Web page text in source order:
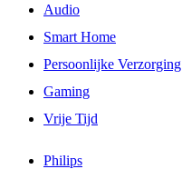
Audio
Smart Home
Persoonlijke Verzorging
Gaming
Vrije Tijd
Philips